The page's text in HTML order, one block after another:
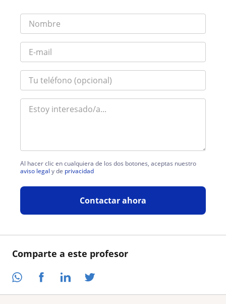
Comparte a este profesor
Al hacer clic en cualquiera de los dos botones, aceptas nuestro
aviso legal y de privacidad
Contactar ahora